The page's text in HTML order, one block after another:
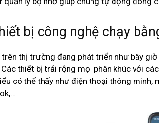
bị công nghệ chạy
trên thị trường đang phát triển như bây
thiết bị trải rộng mọi phân khúc với
có thể thấy như điện thoại thông minh,